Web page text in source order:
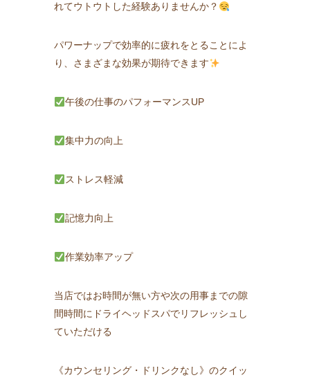
れてウトウトした経験ありませんか？
パワーナップで効率的に疲れをとることによ
り、さまざまな効果が期待できます
午後の仕事のパフォーマンスUP
集中力の向上
ストレス軽減
記憶力向上
作業効率アップ
当店ではお時間が無い方や次の用事までの隙
間時間にドライヘッドスパでリフレッシュし
ていただける
《カウンセリング・ドリンクなし》のクイッ